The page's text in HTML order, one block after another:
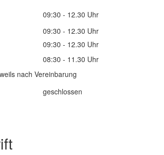
09:30 - 12.30 Uhr
09:30 - 12.30 Uhr
09:30 - 12.30 Uhr
08:30 - 11.30 Uhr
nach Vereinbarung
geschlossen